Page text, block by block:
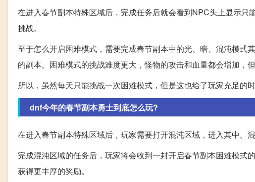
在进入春节副本特殊区域后，完成任务后就会看到NPC头上显示
挑战。
至于怎么开启困难模式，需要完成春节副本中的光、暗、混沌模
的副本。困难模式的挑战难度更大，怪物的攻击和血量都会增加，
所以，虽然每天只能挑战一次困难模式，但是这也给了玩家充足的
dnf今年的春节副本勇士到底怎么玩?
在进入春节副本特殊区域后，玩家需要打开混沌区域，进入其中。
完成混沌区域的任务后，玩家将会收到一封开启春节副本困难模
获得更丰厚的奖励。